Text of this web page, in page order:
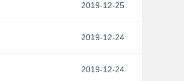
2019-12-25
2019-12-24
2019-12-24